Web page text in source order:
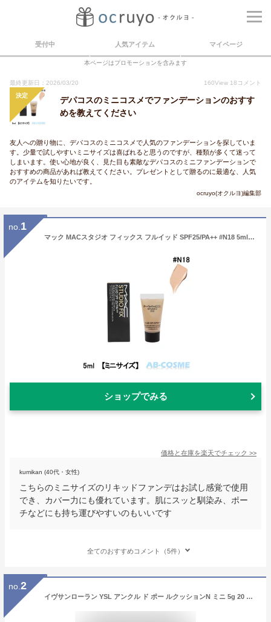
受付中 人気アイテム マイページ
本ページはプロモーションを含みます
最終更新日：2026/03/20 160View 18 コメント
決定
デパコスのミニコスメでファンデーションのおすす
めを教えてください
友人への贈り物に、デパコスのミニコスメで人気のファンデーションを探していま
す。少量で試しやすいミニサイズは喜ばれると思うのですが、種類が多くて迷って
しまいます。使い心地が良く、見た目も素敵なデパコスのミニファンデーションで
おすすめの商品があれば教えてください。プレゼントとして贈るのに最適な、人気
のアイテムを知りたいです。
ocruyo(オクルヨ)編集部
no. 1
マック MACスタジオ フィックス フルイッド SPF25/PA++ #N18 5ml【ミニサイズ】お試し[ リキッドファンデーション ]
ショップでみる
価格と在庫を楽天でチェック >>
kumikan (40代・女性)
こちらのミニサイズのリキッドファンデはお試し感覚で使用
でき、カバー力にも優れています。肌にスッと馴染み、ポー
チなどにも持ち運びやすいのもいいです
全てのおすすめコメント（5件）
no. 2
イヴサンローラン YSL アンクル ド ポー ルクッションN ミニ 5g 20 やや明るめの肌色 SPF23 PA++ YVES SAINT LAURENT ファンデーション [4181] メール便無料[C][BP5] 【ミニサイズ】 クッションファンデ